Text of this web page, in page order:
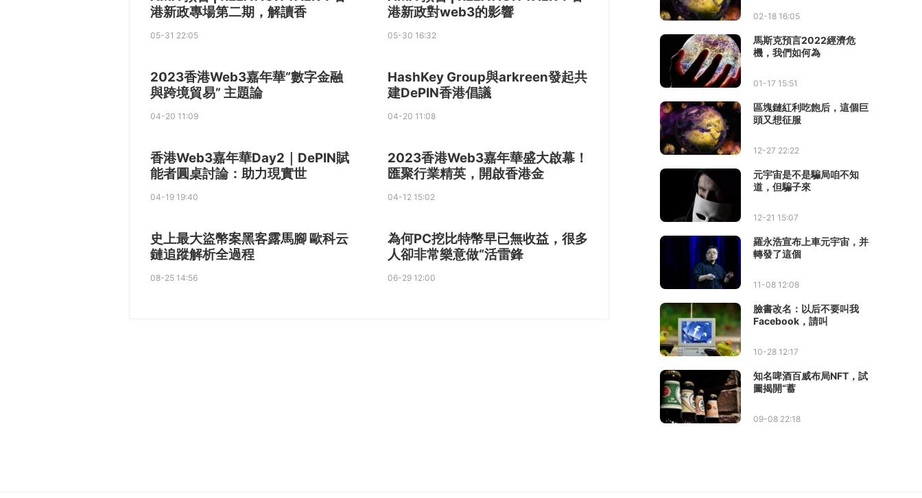
港新政專場第二期，解讀香
05-31 22:05
港新政對web3的影響
05-30 16:32
2023香港Web3嘉年華“數字金融
與跨境貿易” 主題論
04-20 11:09
HashKey Group與arkreen發起共
建DePIN香港倡議
04-20 11:08
香港Web3嘉年華Day2｜DePIN賦
能者圓桌討論：助力現實世
04-19 19:40
2023香港Web3嘉年華盛大啟幕！
匯聚行業精英，開啟香港金
04-12 15:02
史上最大盜幣案黑客露馬腳 歐科云
鏈追蹤解析全過程
08-25 14:56
為何PC挖比特幣早已無收益，很多
人卻非常樂意做“活雷鋒
06-29 12:00
02-18 16:05
馬斯克預言2022經濟危
機，我們如何為
01-17 15:51
區塊鏈紅利吃飽后，這個巨
頭又想征服
12-27 22:22
元宇宙是不是騙局咱不知
道，但騙子來
12-21 15:07
羅永浩宣布上車元宇宙，并
轉發了這個
11-08 12:08
臉書改名：以后不要叫我
Facebook，請叫
10-28 12:17
知名啤酒百威布局NFT，試
圖揭開“蓄
09-08 22:18